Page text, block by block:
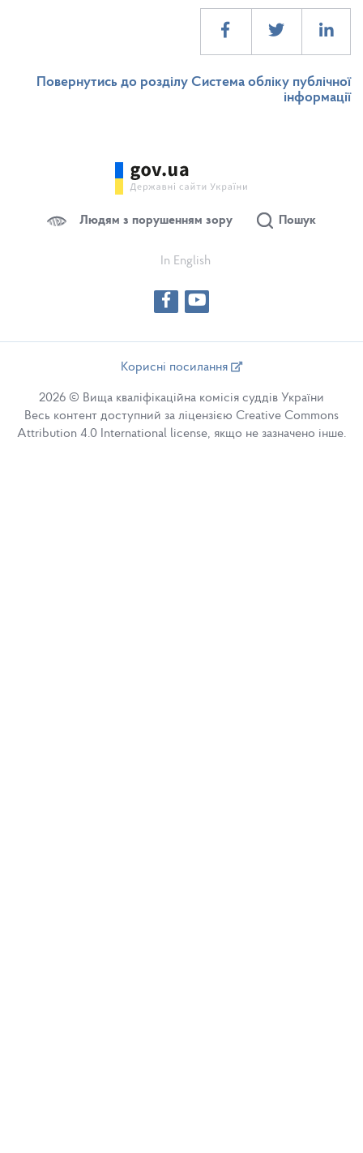
Повернутись до розділу Система обліку публічної
інформації
Людям з порушенням зору Пошук
In English
Корисні посилання
2026 © Вища кваліфікаційна комісія суддів України
Весь контент доступний за ліцензією Creative Commons
Attribution 4.0 International license, якщо не зазначено інше.